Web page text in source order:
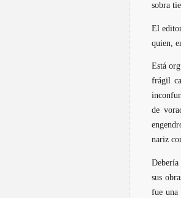
sobra
El
quien,
Está
frágil
de
nariz
Debería
sus
fue una